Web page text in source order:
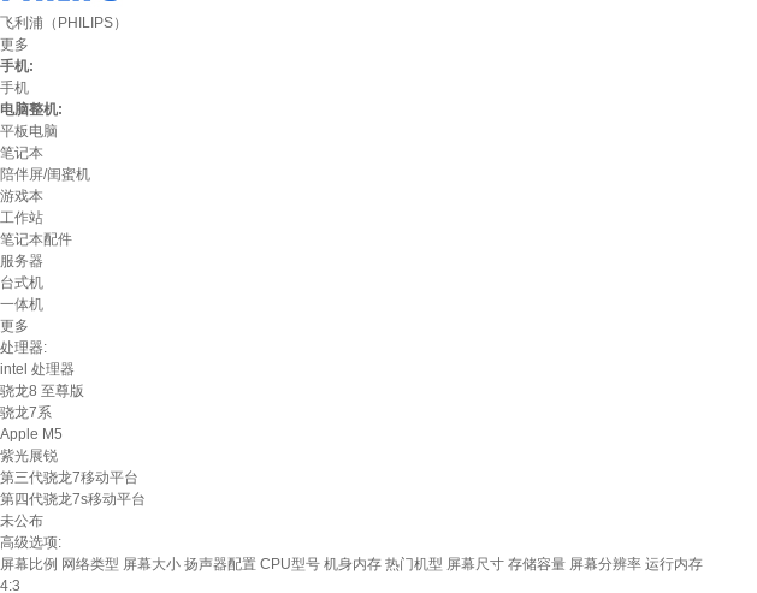
飞利浦（PHILIPS）
更多
手机:
手机
电脑整机:
平板电脑
笔记本
陪伴屏/闺蜜机
游戏本
工作站
笔记本配件
服务器
台式机
一体机
更多
处理器:
intel 处理器
骁龙8 至尊版
骁龙7系
Apple M5
紫光展锐
第三代骁龙7移动平台
第四代骁龙7s移动平台
未公布
高级选项:
屏幕比例 网络类型 屏幕大小 扬声器配置 CPU型号 机身内存 热门机型 屏幕尺寸 存储容量 屏幕分辨率 运行内存
4:3